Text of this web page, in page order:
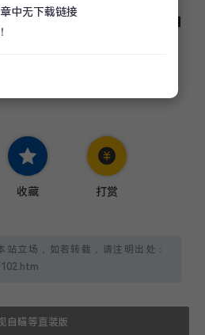
用在这个软件上刷赞的QQ自
时候不能干别的了
收藏 打赏
站立场，如若转载，请注明出处：
自瞄等直装版
中无下载链接